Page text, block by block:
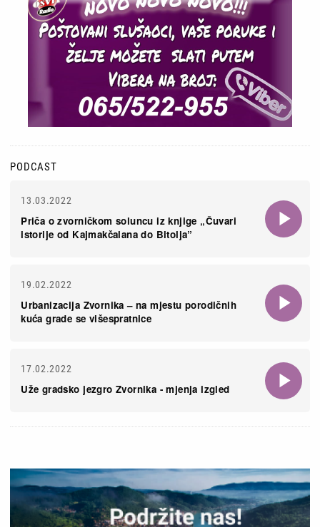
PODCAST
13.03.2022
Priča o zvorničkom soluncu iz knjige „Čuvari
istorije od Kajmakčalana do Bitolja”
19.02.2022
Urbanizacija Zvornika – na mjestu porodičnih
kuća grade se višespratnice
17.02.2022
Uže gradsko jezgro Zvornika - mjenja izgled
Slika